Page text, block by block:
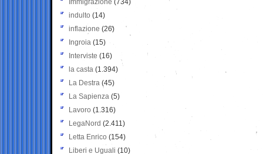
Immigrazione (734)
indulto (14)
inflazione (26)
Ingroia (15)
Interviste (16)
la casta (1.394)
La Destra (45)
La Sapienza (5)
Lavoro (1.316)
LegaNord (2.411)
Letta Enrico (154)
Liberi e Uguali (10)